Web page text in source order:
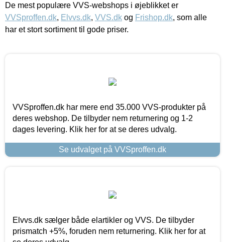
De mest populære VVS-webshops i øjeblikket er
VVSproffen.dk, Elvvs.dk, VVS.dk og Frishop.dk, som alle
har et stort sortiment til gode priser.
VVSproffen.dk har mere end 35.000 VVS-produkter på
deres webshop. De tilbyder nem returnering og 1-2
dages levering. Klik her for at se deres udvalg.
Se udvalget på VVSproffen.dk
Elvvs.dk sælger både elartikler og VVS. De tilbyder
prismatch +5%, foruden nem returnering. Klik her for at